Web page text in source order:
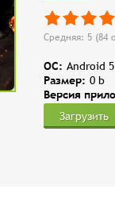
Средняя: 5 (84
OC: Android
Размер: 0 b
Версия
Загрузить